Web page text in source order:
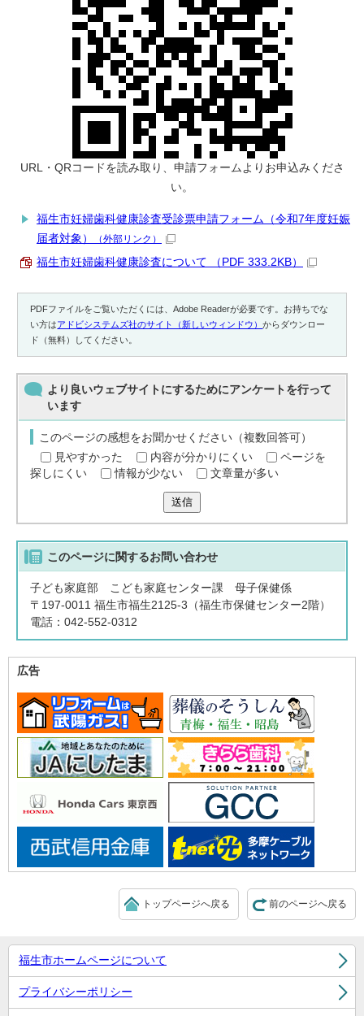
URL・QRコードを読み取り、申請フォームよりお申込みくださ
い。
福生市妊婦歯科健康診査受診票申請フォーム（令和7年度妊娠
届者対象）
（外部リンク）
福生市妊婦歯科健康診査について （PDF 333.2KB）
PDFファイルをご覧いただくには、Adobe Readerが必要です。お持ちでな
い方はアドビシステムズ社のサイト（新しいウィンドウ）からダウンロー
ド（無料）してください。
より良いウェブサイトにするためにアンケートを行って
います
このページの感想をお聞かせください（複数回答可）
見やすかった
内容が分かりにくい
ページを
探しにくい
情報が少ない 文章量が多い
送信
このページに関するお問い合わせ
子ども家庭部 こども家庭センター課 母子保健係
〒197-0011 福生市福生2125-3（福生市保健センター2階）
電話：042-552-0312
広告
前のページへ戻る
トップページへ戻る
福生市ホームページについて
プライバシーポリシー